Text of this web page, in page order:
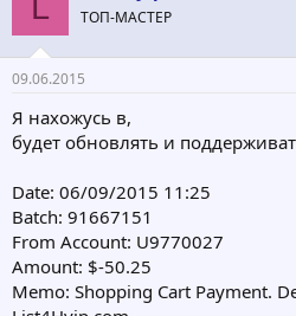
и
:
ТОП-МАСТЕР
09.06.2015
Я нахожусь в,
будет обновлять и
Date: 06/09/2015 11:25
Batch: 91667151
From Account: U9770027
Amount: $-50.25
Memo: Shopping Cart Payment.